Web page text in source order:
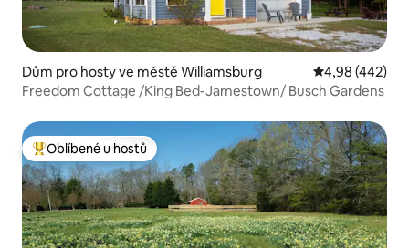
Dům pro hosty ve městě Williamsburg Průměrné
4,98 (442)
Freedom Cottage /King Bed-Jamestown/ Busch Gardens
Nejlepší v kategorii Oblíbené u hostů
Oblíbené u hostů